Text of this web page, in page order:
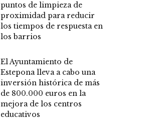
puntos de limpieza de
proximidad para reducir
los tiempos de respuesta en
los barrios
El Ayuntamiento de
Estepona lleva a cabo una
inversión histórica de más
de 800.000 euros en la
mejora de los centros
educativos